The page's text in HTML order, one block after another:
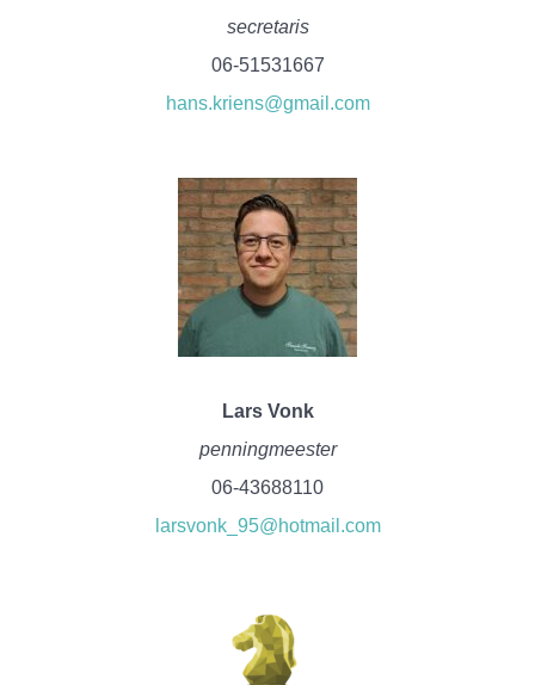
secretaris
06-51531667
hans.kriens@gmail.com
Lars Vonk
penningmeester
06-43688110
larsvonk_95@hotmail.com